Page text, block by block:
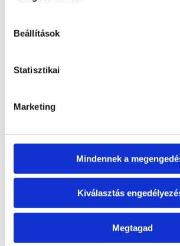
Beállítások
Statisztikai
Marketing
Mindennek a
Kiválasztás
Megtagad
T225 V